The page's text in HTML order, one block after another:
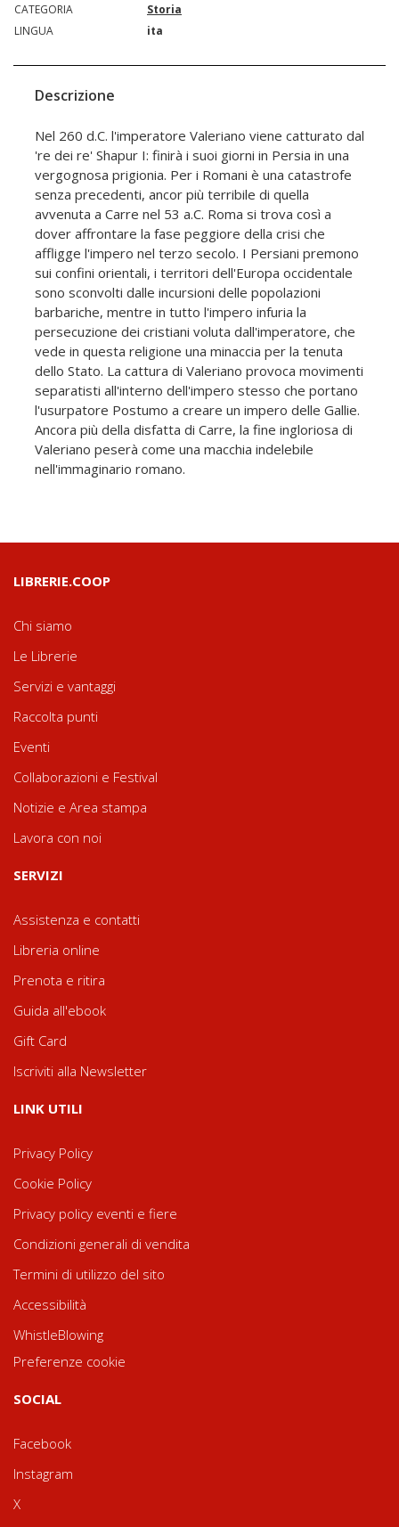
CATEGORIA
Storia
LINGUA
ita
Descrizione
Nel 260 d.C. l'imperatore Valeriano viene catturato dal
're dei re' Shapur I: finirà i suoi giorni in Persia in una
vergognosa prigionia. Per i Romani è una catastrofe
senza precedenti, ancor più terribile di quella
avvenuta a Carre nel 53 a.C. Roma si trova così a
dover affrontare la fase peggiore della crisi che
affligge l'impero nel terzo secolo. I Persiani premono
sui confini orientali, i territori dell'Europa occidentale
sono sconvolti dalle incursioni delle popolazioni
barbariche, mentre in tutto l'impero infuria la
persecuzione dei cristiani voluta dall'imperatore, che
vede in questa religione una minaccia per la tenuta
dello Stato. La cattura di Valeriano provoca movimenti
separatisti all'interno dell'impero stesso che portano
l'usurpatore Postumo a creare un impero delle Gallie.
Ancora più della disfatta di Carre, la fine ingloriosa di
Valeriano peserà come una macchia indelebile
nell'immaginario romano.
LIBRERIE.COOP
Chi siamo
Le Librerie
Servizi e vantaggi
Raccolta punti
Eventi
Collaborazioni e Festival
Notizie e Area stampa
Lavora con noi
SERVIZI
Assistenza e contatti
Libreria online
Prenota e ritira
Guida all'ebook
Gift Card
Iscriviti alla Newsletter
LINK UTILI
Privacy Policy
Cookie Policy
Privacy policy eventi e fiere
Condizioni generali di vendita
Termini di utilizzo del sito
Accessibilità
WhistleBlowing
Preferenze cookie
SOCIAL
Facebook
Instagram
X